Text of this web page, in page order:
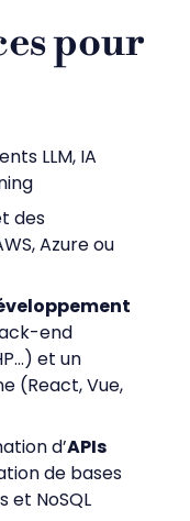
pour
LLM, IA
des
Azure ou
end
et un
(React, Vue,
d’APIs
de bases
et NoSQL